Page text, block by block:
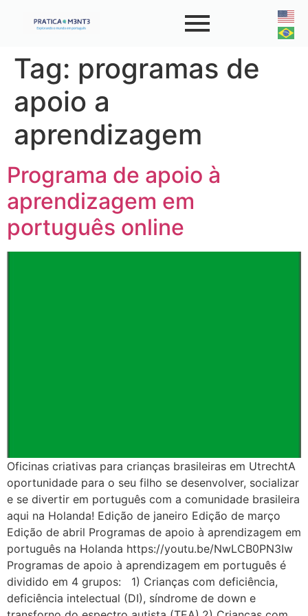
Tag: programas de
apoio a
aprendizagem
Programa de apoio à
aprendizagem em
português online
Oficinas criativas para crianças brasileiras em UtrechtA
oportunidade para o seu filho se desenvolver, socializar
e se divertir em português com a comunidade brasileira
aqui na Holanda! Edição de janeiro Edição de março
Edição de abril Programas de apoio à aprendizagem em
português na Holanda https://youtu.be/NwLCB0PN3Iw
Programas de apoio à aprendizagem em português é
dividido em 4 grupos: 1) Crianças com deficiência,
deficiência intelectual (DI), síndrome de down e